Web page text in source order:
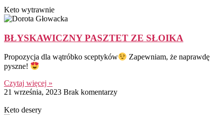
Keto wytrawnie
BŁYSKAWICZNY PASZTET ZE SŁOIKA
Propozycja dla wątróbko sceptyków
Zapewniam, że naprawdę
pyszne!
Czytaj więcej »
21 września, 2023 Brak komentarzy
Keto desery